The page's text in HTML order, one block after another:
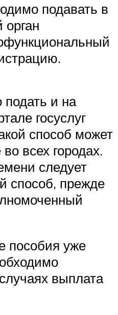
подавать в
и на
госуслуг
способ может
всех городах.
следует
способ, прежде
пособия уже
выплата